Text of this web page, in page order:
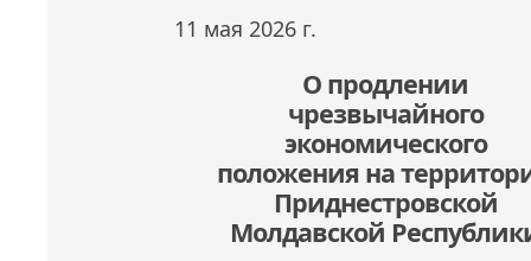
11 мая 2026 г.
О продлении
чрезвычайного
экономического
положения на
Приднестровской
Молдавской